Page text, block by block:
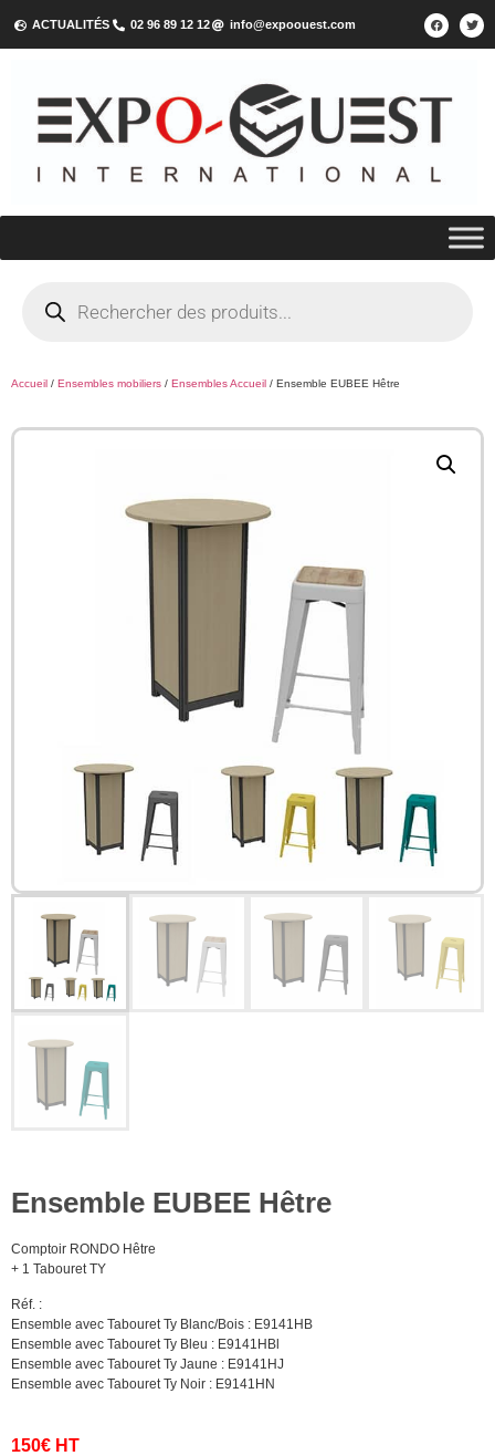
ACTUALITÉS 02 96 89 12 12 info@expoouest.com
Accueil / Ensembles mobiliers / Ensembles Accueil / Ensemble EUBEE Hêtre
Ensemble EUBEE Hêtre
Comptoir RONDO Hêtre
+ 1 Tabouret TY
Réf. :
Ensemble avec Tabouret Ty Blanc/Bois : E9141HB
Ensemble avec Tabouret Ty Bleu : E9141HBl
Ensemble avec Tabouret Ty Jaune : E9141HJ
Ensemble avec Tabouret Ty Noir : E9141HN
150€ HT